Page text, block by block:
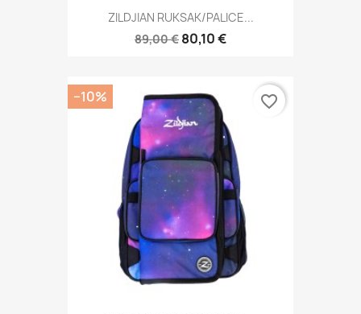
ZILDJIAN RUKSAK/PALICE...
89,00 € 80,10 €
−10% favorite_border